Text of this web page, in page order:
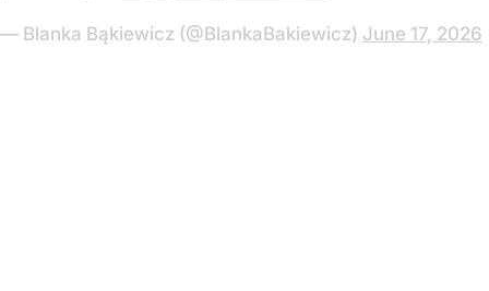
— Blanka Bąkiewicz (@BlankaBakiewicz) June 17, 2026